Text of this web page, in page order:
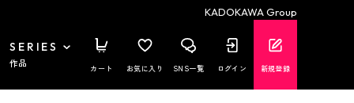
KADOKAWA Group
SERIES
作品 カート お気に入り SNS一覧 ログイン 新規登録